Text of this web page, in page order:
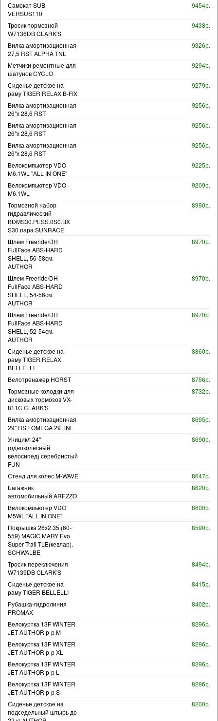
Самокат SUB
VERSUS110
9454р.
Тросик тормозной
W7136DB CLARK'S
9438р.
Вилка амортизационная
27,5 RST ALPHA TNL
9326р.
Метчики ремонтные для
шатунов CYCLO
9294р.
Сиденье детское на
раму TIGER RELAX B-FIX
9279р.
Вилка амортизационная
26"х 28,6 RST
9256р.
Вилка амортизационная
26"х 28,6 RST
9256р.
Вилка амортизационная
26"х 28,6 RST
9256р.
Велокомпьютер VDO
M6.1WL "ALL IN ONE"
9225р.
Велокомпьютер VDO
M6.1WL
9209р.
Тормозной набор
гидравлический
BDMS30.PESS.0S0.BX
S30 пара SUNRACE
8990р.
Шлем Freeride/DH
FullFace ABS-HARD
SHELL, 56-58см.
AUTHOR
8970р.
Шлем Freeride/DH
FullFace ABS-HARD
SHELL, 54-56см.
AUTHOR
8970р.
Шлем Freeride/DH
FullFace ABS-HARD
SHELL, 52-54см.
AUTHOR
8970р.
Сиденье детское на
раму TIGER RELAX
BELLELLI
8860р.
Велотренажер HORST
8756р.
Тормозные колодки для
дисковых тормозов VX-
811C CLARK'S
8732р.
Вилка амортизационная
29" RST OMEGA 29 TNL
8695р.
Уницикл 24"
(одноколесный
велосипед) серебристый
FUN
8690р.
Стенд для колес M-WAVE
8647р.
Багажник
автомобильный AREZZO
8620р.
Велокомпьютер VDO
M5WL "ALL IN ONE"
8600р.
Покрышка 26x2.35 (60-
559) MAGIC MARY Evo
Super Trail TLE(кевлар).
SCHWALBE
8590р.
Тросик переключения
W7139DB CLARK'S
8494р.
Сиденье детское на
раму TIGER BELLELLI
8415р.
Рубашка-гидролиния
PROMAX
8402р.
Велокуртка 13F WINTER
JET AUTHOR р-р M
8296р.
Велокуртка 13F WINTER
JET AUTHOR р-р XL
8296р.
Велокуртка 13F WINTER
JET AUTHOR р-р L
8296р.
Велокуртка 13F WINTER
JET AUTHOR р-р S
8296р.
Сиденье детское на
подседельный штырь до
8200р.